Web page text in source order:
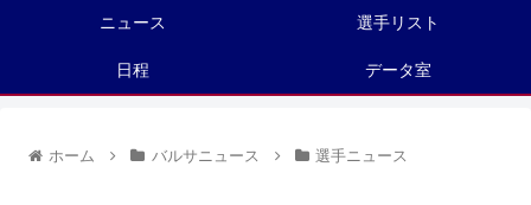
ニュース 選手リスト
日程 データ室
ホーム バルサニュース 選手ニュース